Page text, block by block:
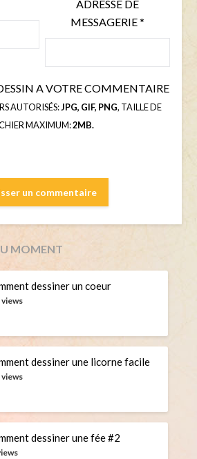
ADRESSE DE
MESSAGERIE*
A VOTRE COMMENTAIRE
AUTORISÉS:JPG, GIF, PNG, TAILLE DE
MAXIMUM:2MB.
MOMENT
dessiner un coeur
views
dessiner une licorne facile
views
dessiner une fée #2